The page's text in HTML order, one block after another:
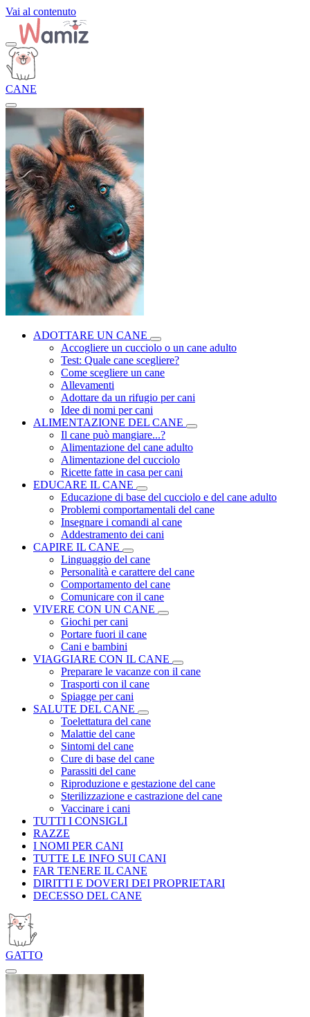
Vai al contenuto
CANE
ADOTTARE UN CANE
Accogliere un cucciolo o un cane adulto
Test: Quale cane scegliere?
Come scegliere un cane
Allevamenti
Adottare da un rifugio per cani
Idee di nomi per cani
ALIMENTAZIONE DEL CANE
Il cane può mangiare...?
Alimentazione del cane adulto
Alimentazione del cucciolo
Ricette fatte in casa per cani
EDUCARE IL CANE
Educazione di base del cucciolo e del cane adulto
Problemi comportamentali del cane
Insegnare i comandi al cane
Addestramento dei cani
CAPIRE IL CANE
Linguaggio del cane
Personalità e carattere del cane
Comportamento del cane
Comunicare con il cane
VIVERE CON UN CANE
Giochi per cani
Portare fuori il cane
Cani e bambini
VIAGGIARE CON IL CANE
Preparare le vacanze con il cane
Trasporti con il cane
Spiagge per cani
SALUTE DEL CANE
Toelettatura del cane
Malattie del cane
Sintomi del cane
Cure di base del cane
Parassiti del cane
Riproduzione e gestazione del cane
Sterilizzazione e castrazione del cane
Vaccinare i cani
TUTTI I CONSIGLI
RAZZE
I NOMI PER CANI
TUTTE LE INFO SUI CANI
FAR TENERE IL CANE
DIRITTI E DOVERI DEI PROPRIETARI
DECESSO DEL CANE
GATTO